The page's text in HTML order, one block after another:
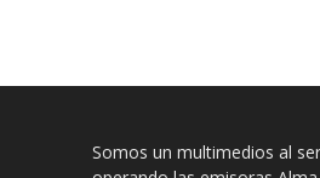
Somos un multimedios al